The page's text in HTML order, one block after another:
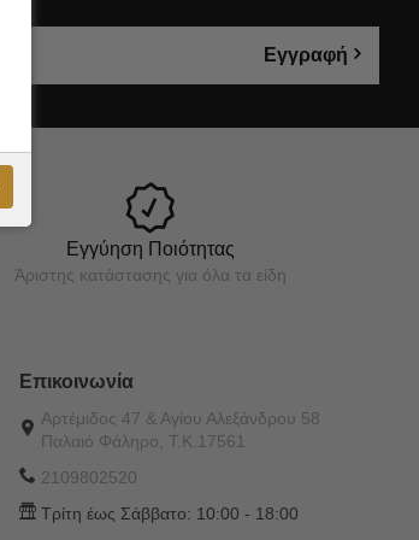
Εγγραφή
Εγγύηση Ποιότητας
Άριστης κατάστασης για όλα τα είδη
Επικοινωνία
Αρτέμιδος 47 & Αγίου Αλεξάνδρου 58
Παλαιό Φάληρο, Τ.Κ.17561
2109802520
Τρίτη έως Σάββατο: 10:00 - 18:00